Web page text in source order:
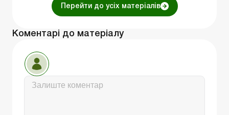
Перейти до усіх матеріалів
Коментарі до матеріалу